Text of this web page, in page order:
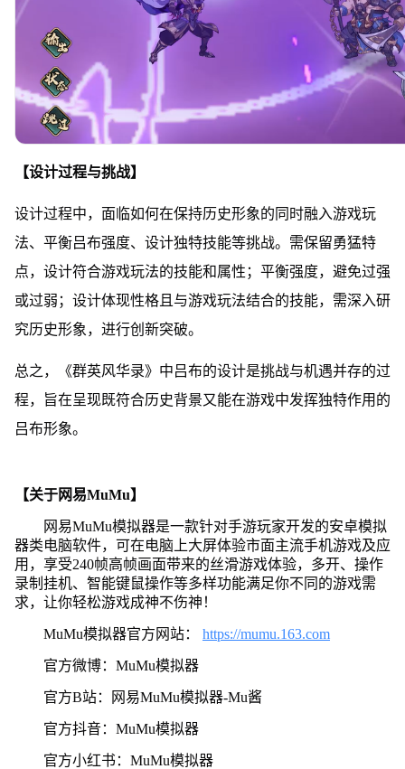
【设计过程与挑战】
设计过程中，面临如何在保持历史形象的同时融入游戏玩
法、平衡吕布强度、设计独特技能等挑战。需保留勇猛特
点，设计符合游戏玩法的技能和属性；平衡强度，避免过强
或过弱；设计体现性格且与游戏玩法结合的技能，需深入研
究历史形象，进行创新突破。
总之，《群英风华录》中吕布的设计是挑战与机遇并存的过
程，旨在呈现既符合历史背景又能在游戏中发挥独特作用的
吕布形象。
【关于网易MuMu】
网易MuMu模拟器是一款针对手游玩家开发的安卓模拟
器类电脑软件，可在电脑上大屏体验市面主流手机游戏及应
用，享受240帧高帧画面带来的丝滑游戏体验，多开、操作
录制挂机、智能键鼠操作等多样功能满足你不同的游戏需
求，让你轻松游戏成神不伤神！
MuMu模拟器官方网站： https://mumu.163.com
官方微博：MuMu模拟器
官方B站：网易MuMu模拟器-Mu酱
官方抖音：MuMu模拟器
官方小红书：MuMu模拟器